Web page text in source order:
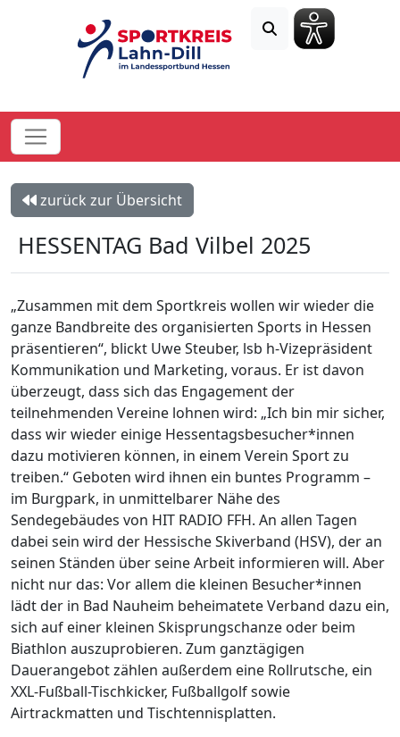
zurück zur Übersicht
HESSENTAG Bad Vilbel 2025
„Zusammen mit dem Sportkreis wollen wir wieder die
ganze Bandbreite des organisierten Sports in Hessen
präsentieren“, blickt Uwe Steuber, lsb h-Vizepräsident
Kommunikation und Marketing, voraus. Er ist davon
überzeugt, dass sich das Engagement der
teilnehmenden Vereine lohnen wird: „Ich bin mir sicher,
dass wir wieder einige Hessentagsbesucher*innen
dazu motivieren können, in einem Verein Sport zu
treiben.“ Geboten wird ihnen ein buntes Programm –
im Burgpark, in unmittelbarer Nähe des
Sendegebäudes von HIT RADIO FFH. An allen Tagen
dabei sein wird der Hessische Skiverband (HSV), der an
seinen Ständen über seine Arbeit informieren will. Aber
nicht nur das: Vor allem die kleinen Besucher*innen
lädt der in Bad Nauheim beheimatete Verband dazu ein,
sich auf einer kleinen Skisprungschanze oder beim
Biathlon auszuprobieren. Zum ganztägigen
Dauerangebot zählen außerdem eine Rollrutsche, ein
XXL-Fußball-Tischkicker, Fußballgolf sowie
Airtrackmatten und Tischtennisplatten.